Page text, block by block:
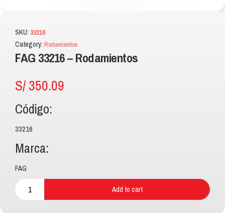
SKU: 33216
Category: Rodamientos
FAG 33216 – Rodamientos
S/350.09
Código:
33216
Marca:
FAG
Add to cart